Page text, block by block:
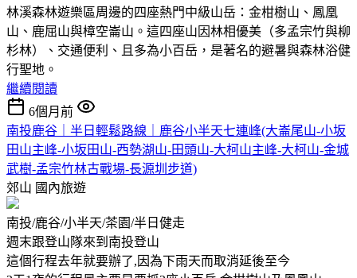
林溪森林遊樂區周邊的四座熱門中級山岳：金柑樹山、鳳凰
山、鹿屈山與樟空崙山。這四座山因林相優美（多孟宗竹與柳
杉林）、交通便利、且多為小百岳，是著名的避暑與森林浴健
行聖地。
繼續閱讀
6個月前
南投鹿谷｜半日輕鬆路線｜鹿谷小半天七連峰(大崙尾山-小坂
田山主峰-小坂田山-西勢湖山-田頭山-大柯山主峰-大柯山-金城
武樹-孟宗竹林古戰場-長源圳步道)
郊山 國內旅遊
南投/鹿谷/小半天/茶園/半日健走
週末跟登山隊來到南投登山
這個行程去年就要辦了,因為下雨天而取消延後至今